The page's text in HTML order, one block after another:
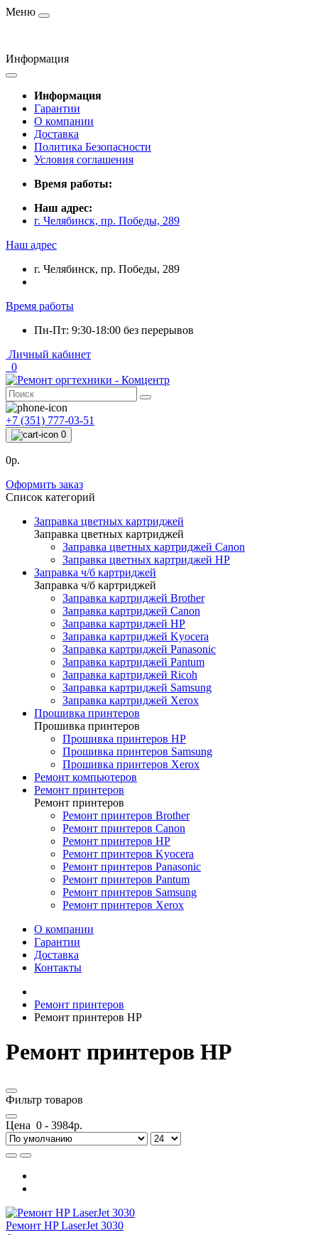
Меню
Информация
Информация
Гарантии
О компании
Доставка
Политика Безопасности
Условия соглашения
Время работы:
Наш адрес:
г. Челябинск, пр. Победы, 289
Наш адрес
г. Челябинск, пр. Победы, 289
Время работы
Пн-Пт: 9:30-18:00 без перерывов
Личный кабинет
0
+7 (351) 777-03-51
0
0р.
Оформить заказ
Список категорий
Заправка цветных картриджей
Заправка цветных картриджей
Заправка цветных картриджей Canon
Заправка цветных картриджей HP
Заправка ч/б картриджей
Заправка ч/б картриджей
Заправка картриджей Brother
Заправка картриджей Canon
Заправка картриджей HP
Заправка картриджей Kyocera
Заправка картриджей Panasonic
Заправка картриджей Pantum
Заправка картриджей Ricoh
Заправка картриджей Samsung
Заправка картриджей Xerox
Прошивка принтеров
Прошивка принтеров
Прошивка принтеров HP
Прошивка принтеров Samsung
Прошивка принтеров Xerox
Ремонт компьютеров
Ремонт принтеров
Ремонт принтеров
Ремонт принтеров Brother
Ремонт принтеров Canon
Ремонт принтеров HP
Ремонт принтеров Kyocera
Ремонт принтеров Panasonic
Ремонт принтеров Pantum
Ремонт принтеров Samsung
Ремонт принтеров Xerox
О компании
Гарантии
Доставка
Контакты
Ремонт принтеров
Ремонт принтеров HP
Ремонт принтеров HP
Фильтр товаров
Цена 0 - 3984р.
Ремонт HP LaserJet 3030